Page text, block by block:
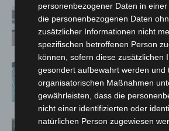
Niedersachsen:
kehren nach
Spanien zurück
Anklage nach
„Archetyp Market“
Hannover: Polizei
personenbezogener Daten in
die personenbezogenen Daten
zusätzlicher Informationen nicht
spezifischen betroffenen Person
können, sofern diese zusätzlichen
gesondert aufbewahrt werden und
organisatorischen Maßnahmen
gewährleisten, dass die
nicht einer identifizierten oder
natürlichen Person zugewiesen